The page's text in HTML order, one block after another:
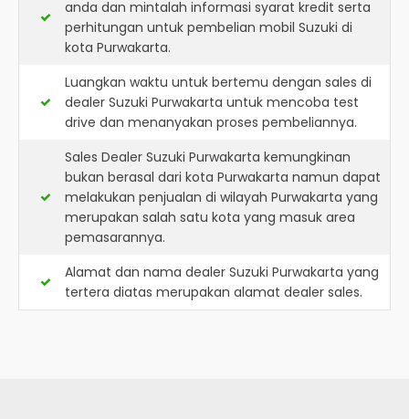
anda dan mintalah informasi syarat kredit serta
perhitungan untuk pembelian mobil Suzuki di
kota Purwakarta.
Luangkan waktu untuk bertemu dengan sales di
dealer Suzuki Purwakarta untuk mencoba test
drive dan menanyakan proses pembeliannya.
Sales Dealer Suzuki Purwakarta kemungkinan
bukan berasal dari kota Purwakarta namun dapat
melakukan penjualan di wilayah Purwakarta yang
merupakan salah satu kota yang masuk area
pemasarannya.
Alamat dan nama dealer Suzuki Purwakarta yang
tertera diatas merupakan alamat dealer sales.